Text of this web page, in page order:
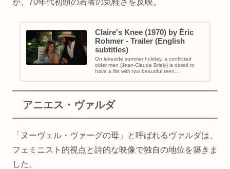
が、70年代初頭の若者の気軽さを反映。
Claire's Knee (1970) by Éric
Rohmer - Trailer (English
subtitles)
On lakeside summer holiday, a conflicted
older man (Jean-Claude Brialy) is dared to
have a flirt with two beautiful teen...
アニエス・ヴァルダ
「ヌーヴェル・ヴァーグの母」と呼ばれるヴァルダは、
フェミニスト的視点と詩的な映像で独自の地位を築きま
した。